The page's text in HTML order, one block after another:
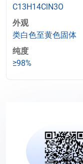
C13H14ClN3O
外观
类白色至黄色固体
纯度
≥98%